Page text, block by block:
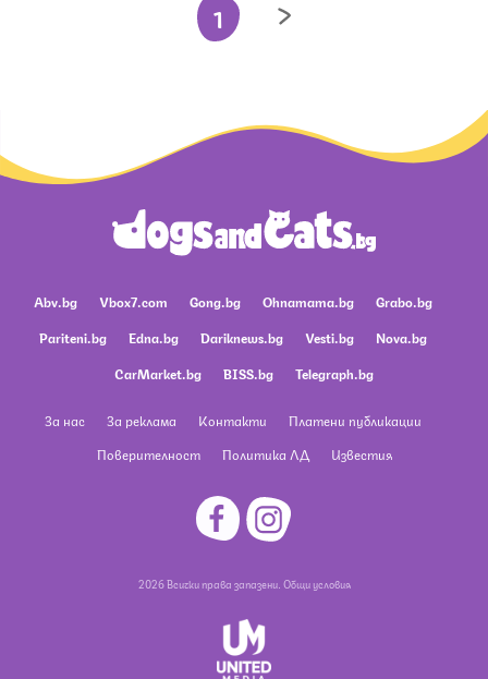
1
Abv.bg Vbox7.com Gong.bg Ohnamama.bg
Grabo.bg
Pariteni.bg
Edna.bg Dariknews.bg Vesti.bg
Nova.bg
CarMarket.bg
BISS.bg Telegraph.bg
За нас За реклама Контакти
Платени публикации
Поверителност
Политика ЛД Известия
2026 Всички права запазени. Общи условия